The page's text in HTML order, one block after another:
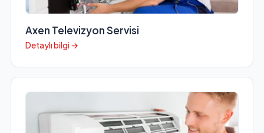
Axen Televizyon Servisi
Detaylı bilgi →